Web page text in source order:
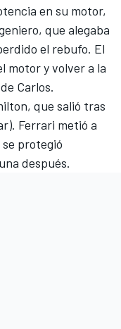
en su motor,
que alegaba
el rebufo. El
motor y volver a la
Carlos.
que salió tras
Ferrari metió a
protegió
después.